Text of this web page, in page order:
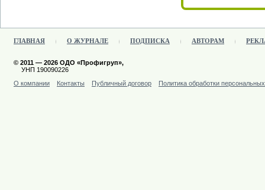
ГЛАВНАЯ О ЖУРНАЛЕ ПОДПИСКА АВТОРАМ
© 2011 — 2026 ОДО «Профигруп»,
УНП 190090226
О компании
Контакты Публичный договор Политика обработки